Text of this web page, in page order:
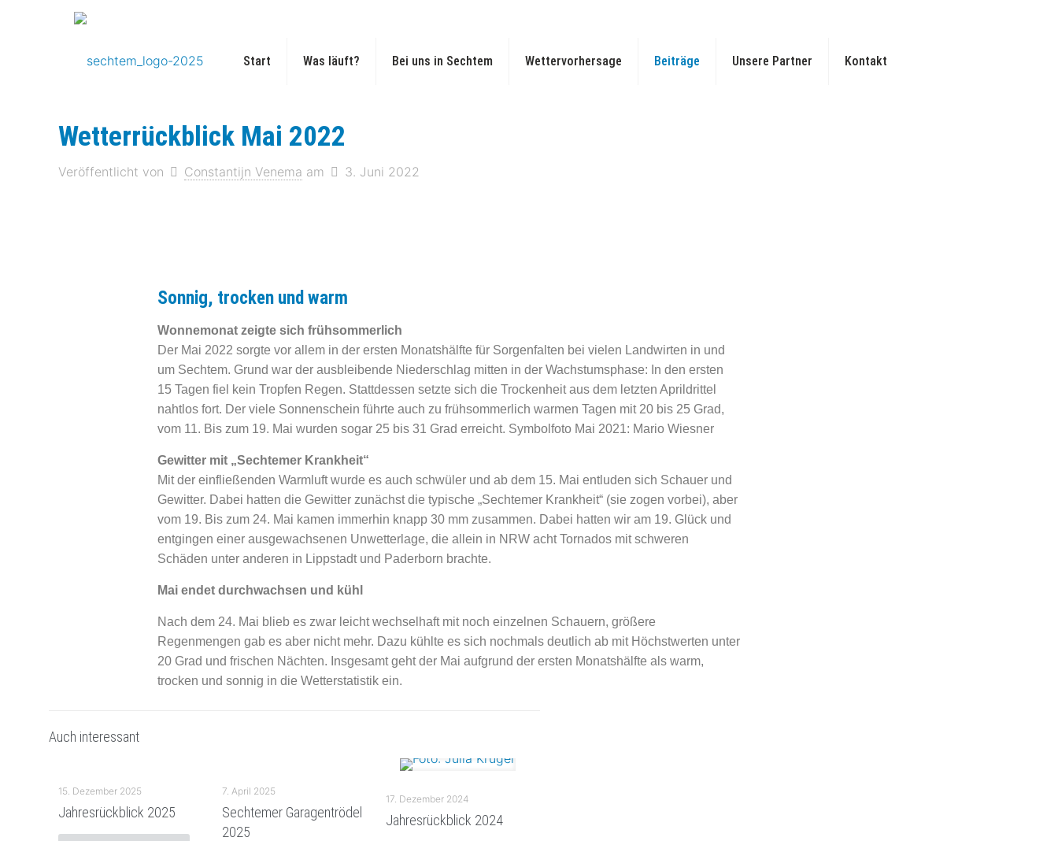
Start Was läuft? Bei uns in Sechtem Wettervorhersage Beiträge Unsere Partner Kontakt
Wetterrückblick Mai 2022
Veröffentlicht von Constantijn Venema am 3. Juni 2022
Sonnig, trocken und warm
Wonnemonat zeigte sich frühsommerlich
Der Mai 2022 sorgte vor allem in der ersten Monatshälfte für Sorgenfalten bei vielen Landwirten in und
um Sechtem. Grund war der ausbleibende Niederschlag mitten in der Wachstumsphase: In den ersten
15 Tagen fiel kein Tropfen Regen. Stattdessen setzte sich die Trockenheit aus dem letzten Aprildrittel
nahtlos fort. Der viele Sonnenschein führte auch zu frühsommerlich warmen Tagen mit 20 bis 25 Grad,
vom 11. Bis zum 19. Mai wurden sogar 25 bis 31 Grad erreicht. Symbolfoto Mai 2021: Mario Wiesner
Gewitter mit „Sechtemer Krankheit“
Mit der einfließenden Warmluft wurde es auch schwüler und ab dem 15. Mai entluden sich Schauer und
Gewitter. Dabei hatten die Gewitter zunächst die typische „Sechtemer Krankheit“ (sie zogen vorbei), aber
vom 19. Bis zum 24. Mai kamen immerhin knapp 30 mm zusammen. Dabei hatten wir am 19. Glück und
entgingen einer ausgewachsenen Unwetterlage, die allein in NRW acht Tornados mit schweren
Schäden unter anderen in Lippstadt und Paderborn brachte.
Mai endet durchwachsen und kühl
Nach dem 24. Mai blieb es zwar leicht wechselhaft mit noch einzelnen Schauern, größere
Regenmengen gab es aber nicht mehr. Dazu kühlte es sich nochmals deutlich ab mit Höchstwerten unter
20 Grad und frischen Nächten. Insgesamt geht der Mai aufgrund der ersten Monatshälfte als warm,
trocken und sonnig in die Wetterstatistik ein.
Auch interessant
15. Dezember 2025
Jahresrückblick 2025
7. April 2025
Sechtemer Garagentrödel
2025
17. Dezember 2024
Jahresrückblick 2024